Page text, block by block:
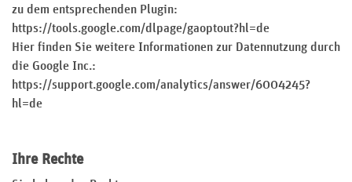
zu dem entsprechenden Plugin:
https://tools.google.com/dlpage/gaoptout?hl=de
Hier finden Sie weitere Informationen zur Datennutzung durch
die Google Inc.:
https://support.google.com/analytics/answer/6004245?
hl=de
Ihre Rechte